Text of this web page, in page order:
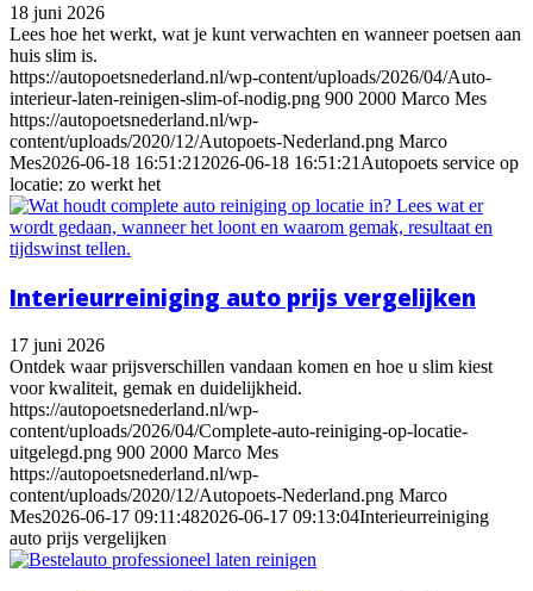
18 juni 2026
Lees hoe het werkt, wat je kunt verwachten en wanneer poetsen aan
huis slim is.
https://autopoetsnederland.nl/wp-content/uploads/2026/04/Auto-
interieur-laten-reinigen-slim-of-nodig.png 900 2000 Marco Mes
https://autopoetsnederland.nl/wp-
content/uploads/2020/12/Autopoets-Nederland.png Marco
Mes2026-06-18 16:51:21 2026-06-18 16:51:21 Autopoets service op
locatie: zo werkt het
Interieurreiniging auto prijs vergelijken
17 juni 2026
Ontdek waar prijsverschillen vandaan komen en hoe u slim kiest
voor kwaliteit, gemak en duidelijkheid.
https://autopoetsnederland.nl/wp-
content/uploads/2026/04/Complete-auto-reiniging-op-locatie-
uitgelegd.png 900 2000 Marco Mes
https://autopoetsnederland.nl/wp-
content/uploads/2020/12/Autopoets-Nederland.png Marco
Mes2026-06-17 09:11:482026-06-17 09:13:04Interieurreiniging
auto prijs vergelijken